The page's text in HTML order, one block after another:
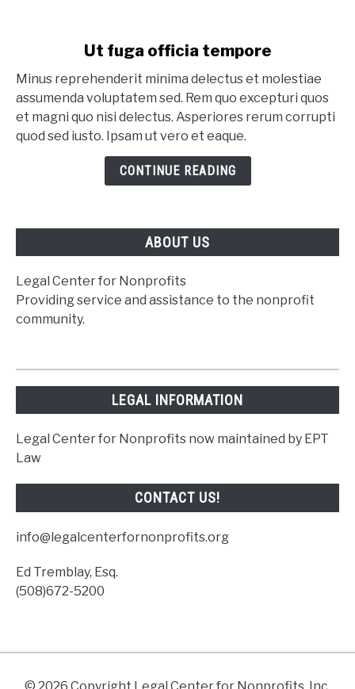
link to Ut fuga officia tempore
Ut fuga officia tempore
Minus reprehenderit minima delectus et molestiae
assumenda voluptatem sed. Rem quo excepturi quos
et magni quo nisi delectus. Asperiores rerum corrupti
quod sed iusto. Ipsam ut vero et eaque.
CONTINUE READING
ABOUT US
Legal Center for Nonprofits
Providing service and assistance to the nonprofit
community.
LEGAL INFORMATION
Legal Center for Nonprofits now maintained by EPT
Law
CONTACT US!
info@legalcenterfornonprofits.org
Ed Tremblay, Esq.
(508)672-5200